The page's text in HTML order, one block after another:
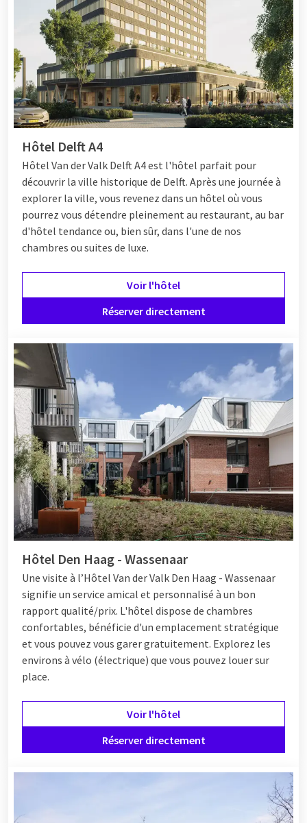
Hôtel Delft A4
Hôtel Van der Valk Delft A4 est l'hôtel parfait pour
découvrir la ville historique de Delft. Après une journée à
explorer la ville, vous revenez dans un hôtel où vous
pourrez vous détendre pleinement au restaurant, au bar
d'hôtel tendance ou, bien sûr, dans l'une de nos
chambres ou suites de luxe.
Voir l'hôtel
Réserver directement
Hôtel Den Haag - Wassenaar
Une visite à l’Hôtel Van der Valk Den Haag - Wassenaar
signifie un service amical et personnalisé à un bon
rapport qualité/prix. L'hôtel dispose de chambres
confortables, bénéficie d'un emplacement stratégique
et vous pouvez vous garer gratuitement. Explorez les
environs à vélo (électrique) que vous pouvez louer sur
place.
Voir l'hôtel
Réserver directement